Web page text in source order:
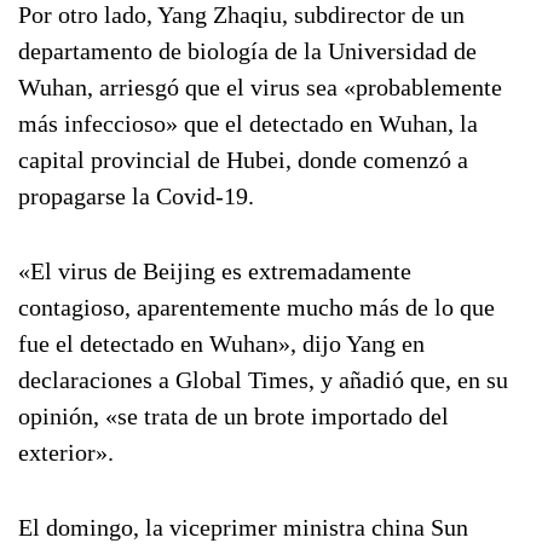
Por otro lado, Yang Zhaqiu, subdirector de un
departamento de biología de la Universidad de
Wuhan, arriesgó que el virus sea «probablemente
más infeccioso» que el detectado en Wuhan, la
capital provincial de Hubei, donde comenzó a
propagarse la Covid-19.
«El virus de Beijing es extremadamente
contagioso, aparentemente mucho más de lo que
fue el detectado en Wuhan», dijo Yang en
declaraciones a Global Times, y añadió que, en su
opinión, «se trata de un brote importado del
exterior».
El domingo, la viceprimer ministra china Sun